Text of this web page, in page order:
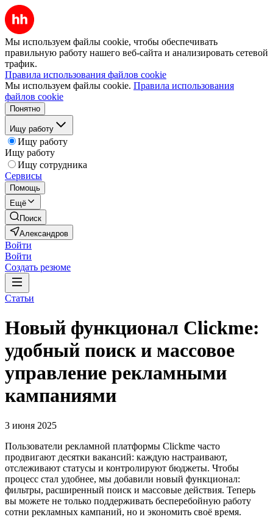
Мы используем файлы cookie, чтобы обеспечивать
правильную работу нашего веб-сайта и анализировать сетевой
трафик.
Правила использования файлов cookie
Мы используем файлы cookie. Правила использования
файлов cookie
Понятно
Ищу работу
Ищу работу
Ищу работу
Ищу сотрудника
Сервисы
Помощь
Ещё
Поиск
Александров
Войти
Войти
Создать резюме
Статьи
Новый функционал Clickme:
удобный поиск и массовое
управление рекламными
кампаниями
3 июня 2025
Пользователи рекламной платформы Clickme часто
продвигают десятки вакансий: каждую настраивают,
отслеживают статусы и контролируют бюджеты. Чтобы
процесс стал удобнее, мы добавили новый функционал:
фильтры, расширенный поиск и массовые действия. Теперь
вы можете не только поддерживать бесперебойную работу
сотни рекламных кампаний, но и экономить своё время.